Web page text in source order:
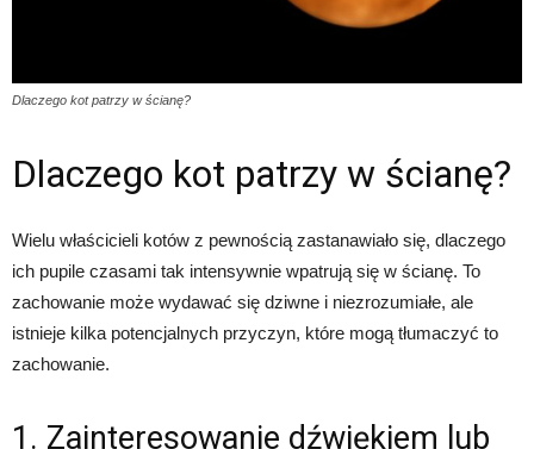
Dlaczego kot patrzy w ścianę?
Dlaczego kot patrzy w ścianę?
Wielu właścicieli kotów z pewnością zastanawiało się, dlaczego
ich pupile czasami tak intensywnie wpatrują się w ścianę. To
zachowanie może wydawać się dziwne i niezrozumiałe, ale
istnieje kilka potencjalnych przyczyn, które mogą tłumaczyć to
zachowanie.
1. Zainteresowanie dźwiękiem lub